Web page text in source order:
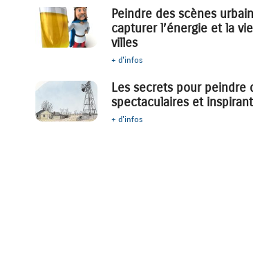
Peindre des scènes
capturer l’énergie et la
villes
+ d'infos
Les secrets pour peindre
spectaculaires et
+ d'infos